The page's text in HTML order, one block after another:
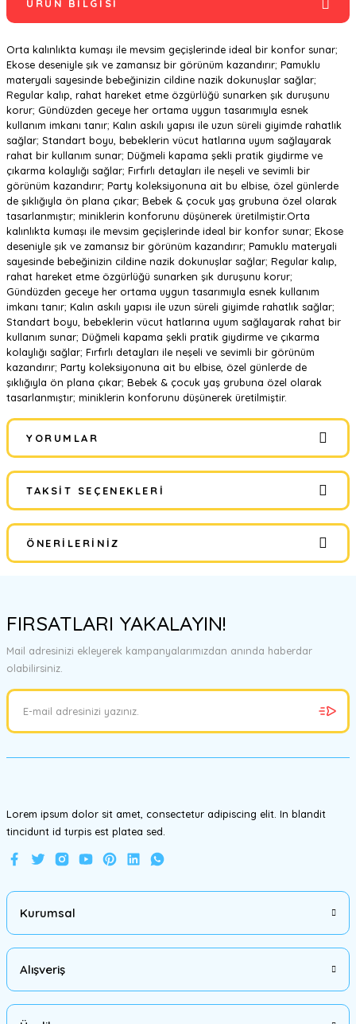
ÜRÜN BILGISI
Orta kalınlıkta kumaşı ile mevsim geçişlerinde ideal bir konfor sunar;
Ekose deseniyle şık ve zamansız bir görünüm kazandırır; Pamuklu
materyali sayesinde bebeğinizin cildine nazik dokunuşlar sağlar;
Regular kalıp, rahat hareket etme özgürlüğü sunarken şık duruşunu
korur; Gündüzden geceye her ortama uygun tasarımıyla esnek
kullanım imkanı tanır; Kalın askılı yapısı ile uzun süreli giyimde rahatlık
sağlar; Standart boyu, bebeklerin vücut hatlarına uyum sağlayarak
rahat bir kullanım sunar; Düğmeli kapama şekli pratik giydirme ve
çıkarma kolaylığı sağlar; Fırfırlı detayları ile neşeli ve sevimli bir
görünüm kazandırır; Party koleksiyonuna ait bu elbise, özel günlerde
de şıklığıyla ön plana çıkar; Bebek & çocuk yaş grubuna özel olarak
tasarlanmıştır; miniklerin konforunu düşünerek üretilmiştir.Orta
kalınlıkta kumaşı ile mevsim geçişlerinde ideal bir konfor sunar; Ekose
deseniyle şık ve zamansız bir görünüm kazandırır; Pamuklu materyali
sayesinde bebeğinizin cildine nazik dokunuşlar sağlar; Regular kalıp,
rahat hareket etme özgürlüğü sunarken şık duruşunu korur;
Gündüzden geceye her ortama uygun tasarımıyla esnek kullanım
imkanı tanır; Kalın askılı yapısı ile uzun süreli giyimde rahatlık sağlar;
Standart boyu, bebeklerin vücut hatlarına uyum sağlayarak rahat bir
kullanım sunar; Düğmeli kapama şekli pratik giydirme ve çıkarma
kolaylığı sağlar; Fırfırlı detayları ile neşeli ve sevimli bir görünüm
kazandırır; Party koleksiyonuna ait bu elbise, özel günlerde de
şıklığıyla ön plana çıkar; Bebek & çocuk yaş grubuna özel olarak
tasarlanmıştır; miniklerin konforunu düşünerek üretilmiştir.
YORUMLAR
Bu ürüne ilk yorumu siz yapın!
Yorum Yaz
TAKSIT SEÇENEKLERI
ÖNERILERINIZ
tarafımıza iletebilirsiniz.
Görüş ve önerileriniz için teşekkür ederiz.
Ürün resmi kalitesiz, bozuk veya görüntülenemiyor.
Ürün bilgilerinde hatalar bulunuyor.
FIRSATLARI YAKALAYIN!
Mail adresinizi ekleyerek kampanyalarımızdan anında haberdar
olabilirsiniz.
Lorem ipsum dolor sit amet, consectetur adipiscing elit. In blandit
tincidunt id turpis est platea sed.
Kurumsal
Alışveriş